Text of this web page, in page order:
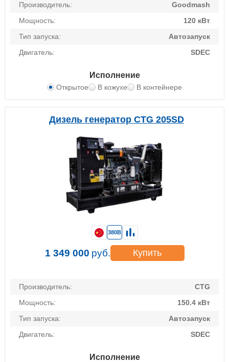
Производитель:
Goodmash
Мощность:
120 кВт
Тип запуска:
Автозапуск
Двигатель:
SDEC
Исполнение
Открытое В кожухе В контейнере
Дизель генератор CTG 205SD
Производитель:
CTG
Мощность:
150.4 кВт
Тип запуска:
Автозапуск
Двигатель:
SDEC
Исполнение
380В
1 349 000 руб. Купить